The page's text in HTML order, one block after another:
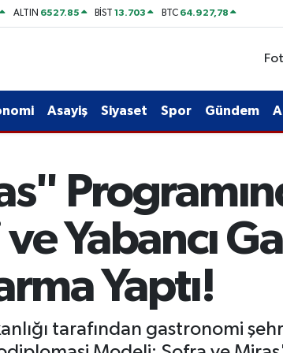
ALTIN 6527.85 BİST13.703 BTC 64.927,78
Asayiş Siyaset Spor Gündem
ve Yabancı
Yaptı!
tarafından gastronomi